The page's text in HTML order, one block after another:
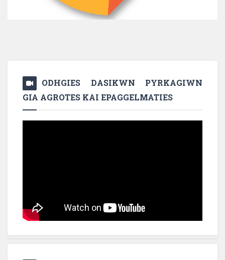
ODHGIES DASIKWN PYRKAGIWN
GIA AGROTES KAI EPAGGELMATIES